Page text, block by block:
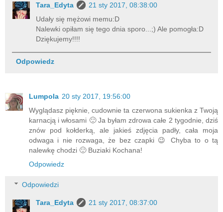
Tara_Edyta
21 sty 2017, 08:38:00
Udały się mężowi memu:D
Nalewki opiłam się tego dnia sporo...;) Ale pomogła:D
Dziękujemy!!!!
Odpowiedz
Lumpola 20 sty 2017, 19:56:00
Wyglądasz pięknie, cudownie ta czerwona sukienka z Twoją
karnacją i włosami 🙂 Ja byłam zdrowa całe 2 tygodnie, dziś
znów pod kołderką, ale jakieś zdjęcia padły, cała moja
odwaga i nie rozwaga, że bez czapki 😉 Chyba to o tą
nalewkę chodzi 🙂 Buziaki Kochana!
Odpowiedz
Odpowiedzi
Tara_Edyta
21 sty 2017, 08:37:00